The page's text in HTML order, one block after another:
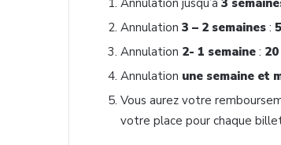
Annulation jusqu’à 3
Annulation 3 – 2 semaines :
Annulation 2- 1 semaine :
Annulation une semaine et
Vous aurez votre
votre place pour chaque